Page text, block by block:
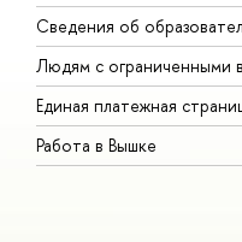
Сведения об
Людям с ограниченными
Единая платежная
Работа в Вышке